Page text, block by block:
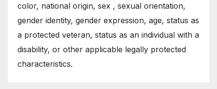
color, national origin, sex , sexual orientation,
gender identity, gender expression, age, status as
a protected veteran, status as an individual with a
disability, or other applicable legally protected
characteristics.